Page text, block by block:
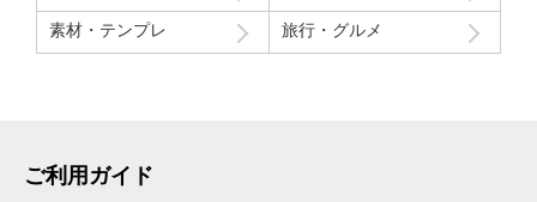
素材・テンプレ 旅行・グルメ
ご利用ガイド